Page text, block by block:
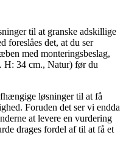
til at granske adskillige
foreslåes det, at du ser
med monteringsbeslag,
H: 34 cm., Natur) før du
løsninger til at få
Foruden det ser vi endda
at levere en vurdering
drages fordel af til at få et